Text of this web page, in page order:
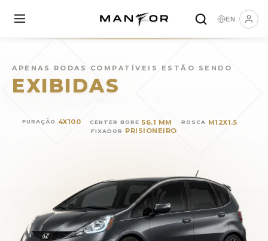
EN
APENAS RODAS COMPATÍVEIS ESTÃO SENDO
EXIBIDAS
FURAÇÃO 4X100 CENTER BORE 56.1 MM ROSCA M12X1.5
FIXADOR PRISIONEIRO